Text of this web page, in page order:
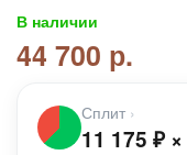
В наличии
44 700 р.
Сплит ›
11 175 ₽ ×